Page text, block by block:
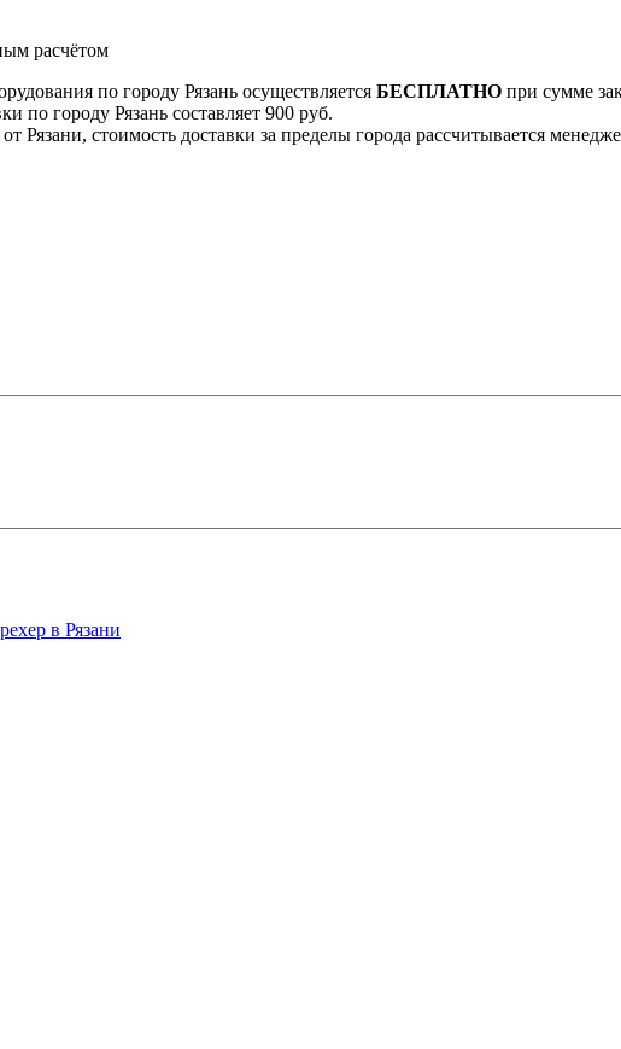
расчётом
по городу Рязань осуществляется БЕСПЛАТНО при сумме
по городу Рязань составляет 900 руб.
Рязани, стоимость доставки за пределы города рассчитывается